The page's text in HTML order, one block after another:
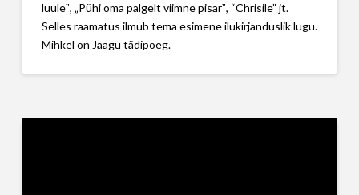
luuleˮ, „Pühi oma palgelt viimne pisarˮ, “Chrisile” jt.
Selles raamatus ilmub tema esimene ilukirjanduslik lugu.
Mihkel on Jaagu tädipoeg.